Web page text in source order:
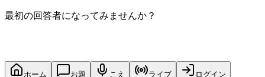
最初の回答者になってみませんか？
ホーム お題 こえ ライブ ログイン